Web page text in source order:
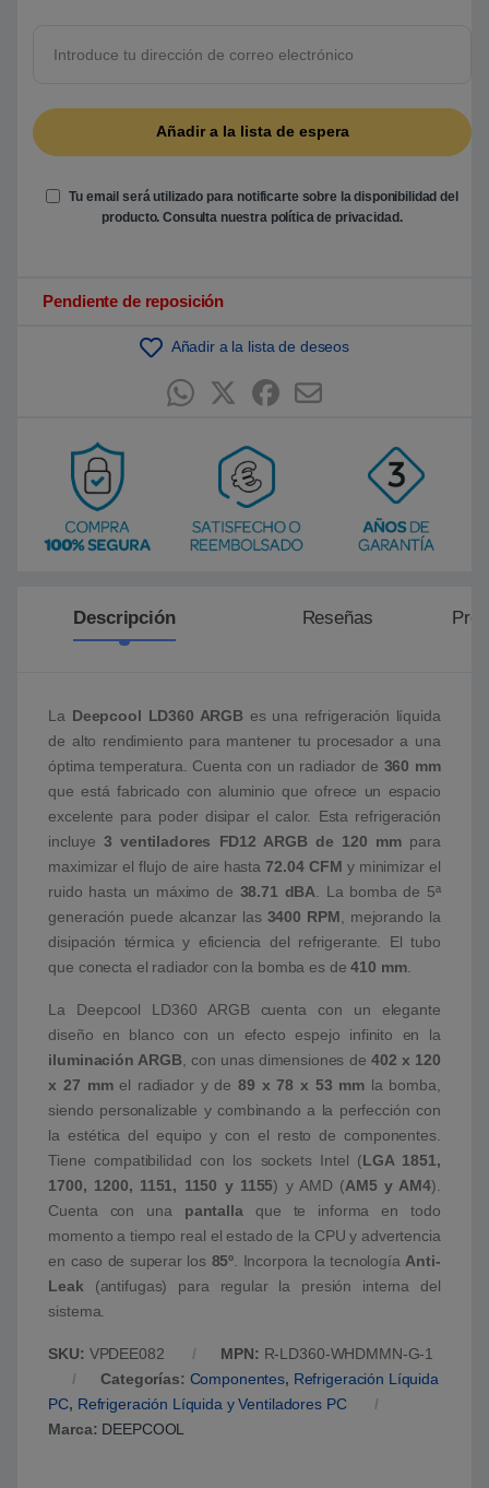
b
a
d
n
u
n
ó
n
Tu email será utilizado para notificarte sobre la disponibilidad del
producto. Consulta nuestra política de privacidad.
Pendiente de reposición
Añadir a la lista de deseos
Descripción Reseñas
La Deepcool LD360 ARGB es una refrigeración líquida
de alto rendimiento para mantener tu procesador a una
óptima temperatura. Cuenta con un radiador de 360 mm
que está fabricado con aluminio que ofrece un espacio
excelente para poder disipar el calor. Esta refrigeración
incluye 3 ventiladores FD12 ARGB de 120 mmpara
maximizar el flujo de aire hasta72.04 CFM y minimizar el
ruido hasta un máximo de 38.71 dBA . La bomba de 5ª
generación puede alcanzar las 3400 RPM , mejorando la
disipación térmica y eficiencia del refrigerante. El tubo
que conecta el radiador con la bomba es de410 mm.
La Deepcool LD360 ARGB cuenta con un elegante
diseño en blanco con un efecto espejo infinito en la
iluminación ARGB, con unas dimensiones de 402 x 120
x 27 mmel radiador y de 89 x 78 x 53 mmla bomba,
siendo personalizable y combinando a la perfección con
la estética del equipo y con el resto de componentes.
Tiene compatibilidad con los sockets Intel (LGA 1851,
1700, 1200, 1151, 1150 y 1155) y AMD (AM5 y AM4).
Cuenta con una pantalla que te informa en todo
momento a tiempo real el estado de la CPU y advertencia
en caso de superar los 85º . Incorpora la tecnología Anti-
Leak (antifugas) para regular la presión interna del
sistema.
SKU: VPDEE082 MPN: R-LD360-WHDMMN-G-1
Categorías: Componentes, Refrigeración Líquida
PC, Refrigeración Líquida y Ventiladores PC
Marca: DEEPCOOL